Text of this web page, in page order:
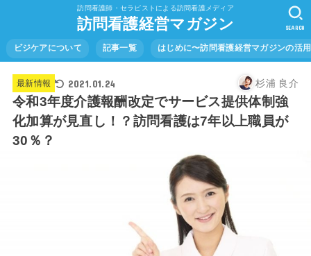
訪問看護師・セラピストによる訪問看護メディア
訪問看護経営マガジン
ビジケアについて 記事一覧 はじめに〜訪問看護経営マガジンの活
SEARCH
最新情報 2021.01.24 杉浦 良介
令和3年度介護報酬改定でサービス提供体制強
化加算が見直し！？訪問看護は7年以上職員が
30％？